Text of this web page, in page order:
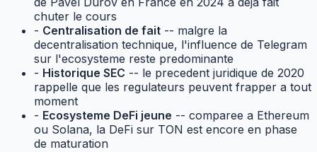
chuter le cours
- Centralisation de fait -- malgre la
decentralisation technique, l'influence de Telegram
sur l'ecosysteme reste predominante
- Historique SEC -- le precedent juridique de 2020
rappelle que les regulateurs peuvent frapper a tout
moment
- Ecosysteme DeFi jeune -- comparee a Ethereum
ou Solana, la DeFi sur TON est encore en phase
de maturation